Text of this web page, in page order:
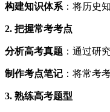
构建知识体系 ：将历史
2. 把握常考考点
分析高考真题 ：通过研
制作考点笔记 ：将常考
3. 熟练高考题型